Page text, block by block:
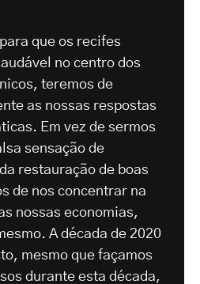
que os recifes
no centro dos
teremos de
as nossas respostas
Em vez de sermos
sensação de
restauração de boas
de nos concentrar na
nossas economias,
A década de 2020
mesmo que façamos
durante esta década,